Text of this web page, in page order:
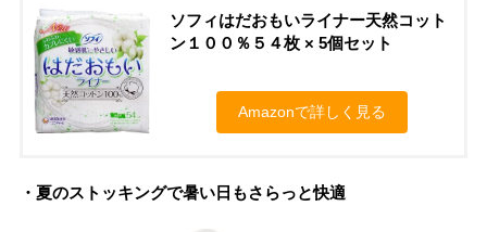
ソフィはだおもいライナー天然コット
ン１００％５４枚 × 5個セット
Amazonで詳しく見る
・夏のストッキングで暑い日もさらっと快適